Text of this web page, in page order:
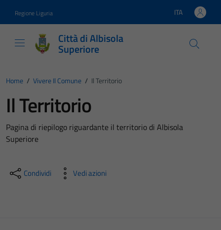
Regione Liguria Lingua attiva:
ITA
Città di Albisola
Superiore
Home / Vivere Il Comune / Il Territorio
Il Territorio
Pagina di riepilogo riguardante il territorio di Albisola
Superiore
Condividi Vedi azioni